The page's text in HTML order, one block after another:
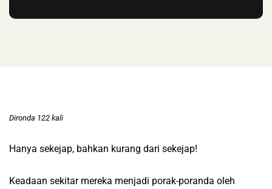
Dironda 122 kali
Hanya sekejap, bahkan kurang dari sekejap!
Keadaan sekitar mereka menjadi porak-poranda oleh